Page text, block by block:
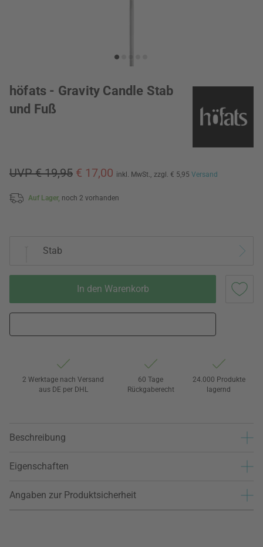
höfats - Gravity Candle Stab
und Fuß
UVP € 19,95 € 17,00 inkl. MwSt., zzgl. € 5,95 Versand
Auf Lager, noch 2 vorhanden
Stab
In den Warenkorb
2 Werktage nach Versand
aus DE per DHL
60 Tage
Rückgaberecht
24.000 Produkte
lagernd
Beschreibung
Eigenschaften
Angaben zur Produktsicherheit